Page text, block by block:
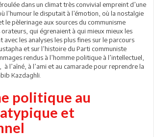
dans un climat très convivial empreint d’une
l’humour le disputait à l’émotion, où la nostalgie
le pèlerinage aux sources du communisme
qui égrenaient à qui mieux mieux les
les analyses les plus fines sur le parcours
et sur l’histoire du Parti communiste
rendus à l’homme politique à l’intellectuel,
à l’aîné, à l’ami et au camarade pour reprendre la
Kazdaghli.
politique au
et